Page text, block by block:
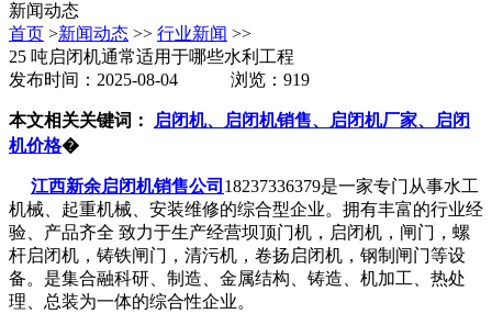
新闻动态
首页 >新闻动态 >> 行业新闻 >>
25 吨启闭机通常适用于哪些水利工程
发布时间：2025-08-04 浏览：919
本文相关关键词：
启闭机、启闭机销售、启闭机厂家、启闭
机价格�
江西新余启闭机销售公司 18237336379是一家专门从事水工
机械、起重机械、安装维修的综合型企业。拥有丰富的行业经
验、产品齐全 致力于生产经营坝顶门机，启闭机，闸门，螺
杆启闭机，铸铁闸门，清污机，卷扬启闭机，钢制闸门等设
备。是集合融科研、制造、金属结构、铸造、机加工、热处
理、总装为一体的综合性企业。